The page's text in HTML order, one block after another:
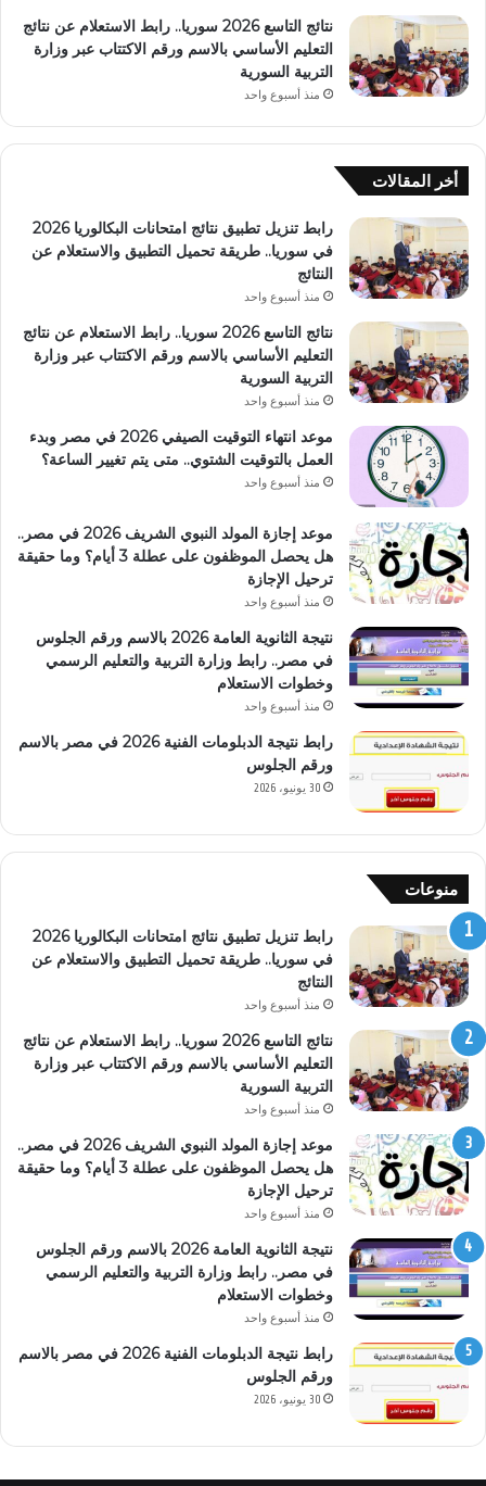
نتائج التاسع 2026 سوريا.. رابط الاستعلام عن نتائج
التعليم الأساسي بالاسم ورقم الاكتتاب عبر وزارة
التربية السورية
منذ أسبوع واحد
أخر المقالات
رابط تنزيل تطبيق نتائج امتحانات البكالوريا 2026
في سوريا.. طريقة تحميل التطبيق والاستعلام عن
النتائج
منذ أسبوع واحد
نتائج التاسع 2026 سوريا.. رابط الاستعلام عن نتائج
التعليم الأساسي بالاسم ورقم الاكتتاب عبر وزارة
التربية السورية
منذ أسبوع واحد
موعد انتهاء التوقيت الصيفي 2026 في مصر وبدء
العمل بالتوقيت الشتوي.. متى يتم تغيير الساعة؟
منذ أسبوع واحد
موعد إجازة المولد النبوي الشريف 2026 في مصر..
هل يحصل الموظفون على عطلة 3 أيام؟ وما حقيقة
ترحيل الإجازة
منذ أسبوع واحد
نتيجة الثانوية العامة 2026 بالاسم ورقم الجلوس
في مصر.. رابط وزارة التربية والتعليم الرسمي
وخطوات الاستعلام
منذ أسبوع واحد
رابط نتيجة الدبلومات الفنية 2026 في مصر بالاسم
ورقم الجلوس
30 يونيو، 2026
منوعات
رابط تنزيل تطبيق نتائج امتحانات البكالوريا 2026
في سوريا.. طريقة تحميل التطبيق والاستعلام عن
النتائج
منذ أسبوع واحد
نتائج التاسع 2026 سوريا.. رابط الاستعلام عن نتائج
التعليم الأساسي بالاسم ورقم الاكتتاب عبر وزارة
التربية السورية
منذ أسبوع واحد
موعد إجازة المولد النبوي الشريف 2026 في مصر..
هل يحصل الموظفون على عطلة 3 أيام؟ وما حقيقة
ترحيل الإجازة
منذ أسبوع واحد
نتيجة الثانوية العامة 2026 بالاسم ورقم الجلوس
في مصر.. رابط وزارة التربية والتعليم الرسمي
وخطوات الاستعلام
منذ أسبوع واحد
رابط نتيجة الدبلومات الفنية 2026 في مصر بالاسم
ورقم الجلوس
30 يونيو، 2026